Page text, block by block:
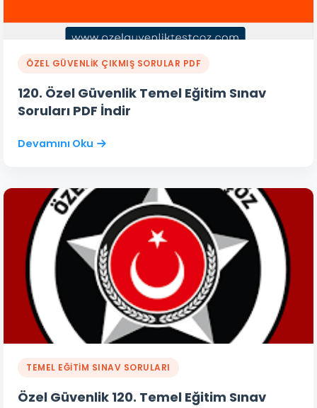
ÖZEL GÜVENLIK ÇIKMIŞ SORULAR PDF
120. Özel Güvenlik Temel Eğitim Sınav
Soruları PDF İndir
Devamını Oku
TEMEL EĞİTİM SINAV SORULARI
Özel Güvenlik 120. Temel Eğitim Sınav